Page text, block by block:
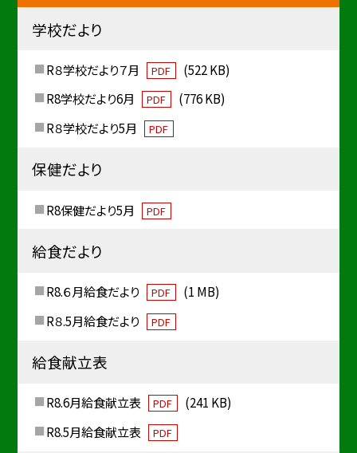
学校だより
R８学校だより７月 PDF
(522 KB)
R8学校だより6月
PDF
(776 KB)
R８学校だより5月
PDF
保健だより
R8保健だより5月 PDF
給食だより
R8.６月給食だより PDF
(1 MB)
R８.5月給食だより
PDF
給食献立表
R8.6月給食献立表 PDF
(241 KB)
R8.5月給食献立表
PDF